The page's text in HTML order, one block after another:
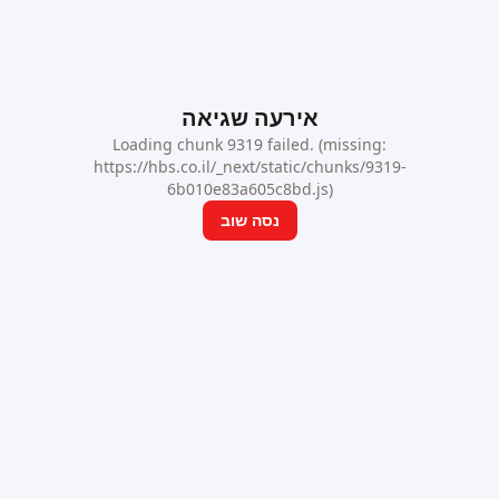
אירעה שגיאה
Loading chunk 9319 failed. (missing:
https://hbs.co.il/_next/static/chunks/9319-
6b010e83a605c8bd.js)